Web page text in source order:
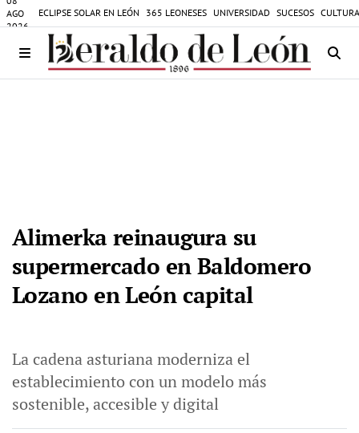
AGO
2026
ECLIPSE SOLAR EN LEÓN 365 LEONESES UNIVERSIDAD SUCESOS
Alimerka reinaugura su
supermercado en Baldomero
Lozano en León capital
La cadena asturiana moderniza el
establecimiento con un modelo más
sostenible, accesible y digital